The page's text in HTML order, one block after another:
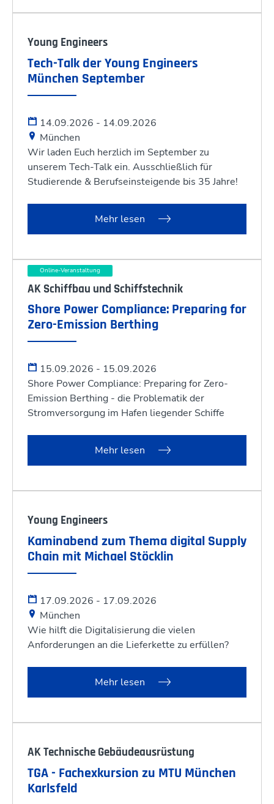
Young Engineers
Tech-Talk der Young Engineers
München September
14.09.2026 - 14.09.2026
München
Wir laden Euch herzlich im September zu
unserem Tech-Talk ein. Ausschließlich für
Studierende & Berufseinsteigende bis 35 Jahre!
Mehr lesen
Online-Veranstaltung
AK Schiffbau und Schiffstechnik
Shore Power Compliance: Preparing for
Zero-Emission Berthing
15.09.2026 - 15.09.2026
Shore Power Compliance: Preparing for Zero-
Emission Berthing - die Problematik der
Stromversorgung im Hafen liegender Schiffe
Mehr lesen
Young Engineers
Kaminabend zum Thema digital Supply
Chain mit Michael Stöcklin
17.09.2026 - 17.09.2026
München
Wie hilft die Digitalisierung die vielen
Anforderungen an die Lieferkette zu erfüllen?
Mehr lesen
AK Technische Gebäudeausrüstung
TGA - Fachexkursion zu MTU München
Karlsfeld